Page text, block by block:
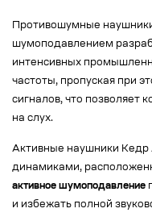
Противошумные
шумоподавлением
интенсивных
частоты, пропуская при
сигналов, что позволяет
на слух.
Активные наушники
динамиками,
активное шумоподавление
и избежать полной